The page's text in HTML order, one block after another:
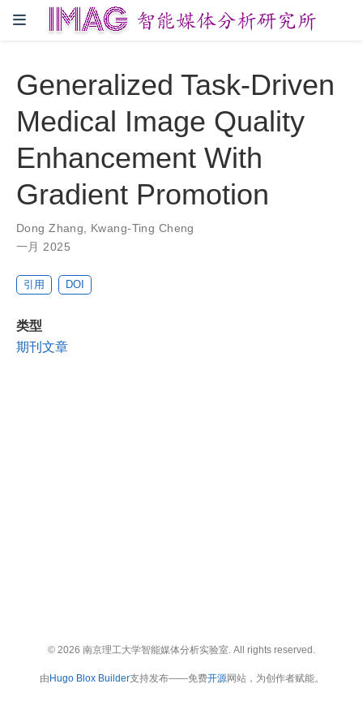
Generalized Task-Driven
Medical Image Quality
Enhancement With
Gradient Promotion
Dong Zhang, Kwang-Ting Cheng
一月 2025
引用 DOI
类型
期刊文章
© 2026 南京理工大学智能媒体分析实验室. All rights reserved.
由 Hugo Blox Builder支持发布——免费开源网站，为创作者赋能。